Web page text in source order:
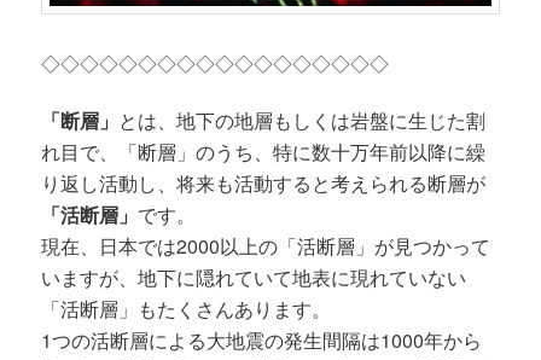
◇◇◇◇◇◇◇◇◇◇◇◇◇◇◇◇◇◇
「断層」 とは、地下の地層もしくは岩盤に生じた割
れ目で、「断層」のうち、特に数十万年前以降に繰
り返し活動し、将来も活動すると考えられる断層が
「活断層」 です。
現在、日本では2000以上の「活断層」が見つかって
いますが、地下に隠れていて地表に現れていない
「活断層」もたくさんあります。
1つの活断層による大地震の発生間隔は1000年から